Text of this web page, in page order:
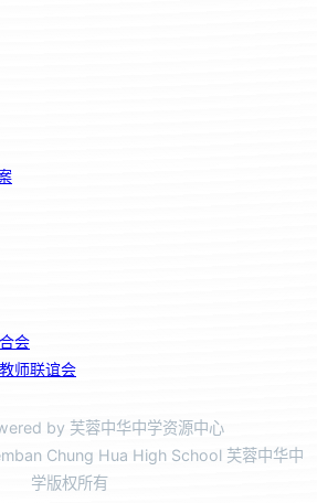
会
师联谊会
by 芙蓉中华中学资源中心
Chung Hua High School 芙蓉中华中
学版权所有